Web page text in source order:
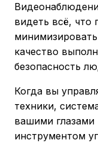
видеть всё, что
качество
безопасность
Когда вы
техники,
вашими
инструментом